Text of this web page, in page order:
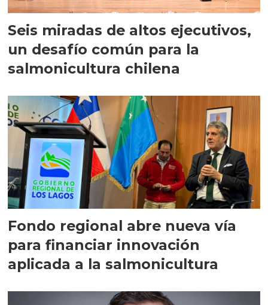
Seis miradas de altos ejecutivos,
un desafío común para la
salmonicultura chilena
Fondo regional abre nueva vía
para financiar innovación
aplicada a la salmonicultura